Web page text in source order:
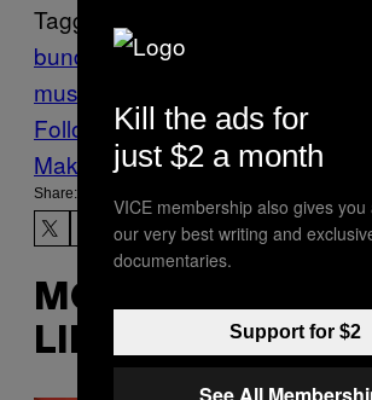
Tagged:
bundesregierung
mus
Follow Us On Discover
Make Us Preferred In Top Stories
Share:
MORE
LIKE THIS
Kill the ads for
just $2 a month
VICE membership also gives you
our very best writing and
documentaries.
Support for $2
See All